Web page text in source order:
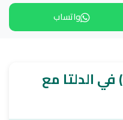
واتساب
صيانة تي سي إل (TCL) في الدلتا مع